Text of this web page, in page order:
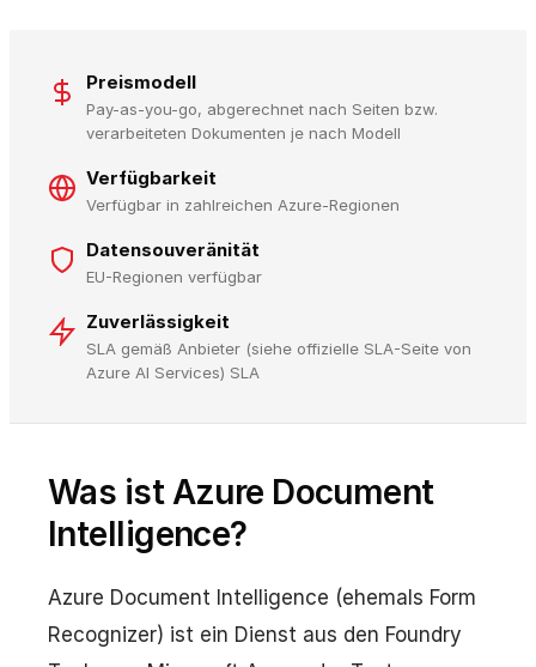
Preismodell
Pay-as-you-go, abgerechnet nach Seiten bzw.
verarbeiteten Dokumenten je nach Modell
Verfügbarkeit
Verfügbar in zahlreichen Azure-Regionen
Datensouveränität
EU-Regionen verfügbar
Zuverlässigkeit
SLA gemäß Anbieter (siehe offizielle SLA-Seite von
Azure AI Services) SLA
Was ist Azure Document
Intelligence?
Azure Document Intelligence (ehemals Form
Recognizer) ist ein Dienst aus den Foundry